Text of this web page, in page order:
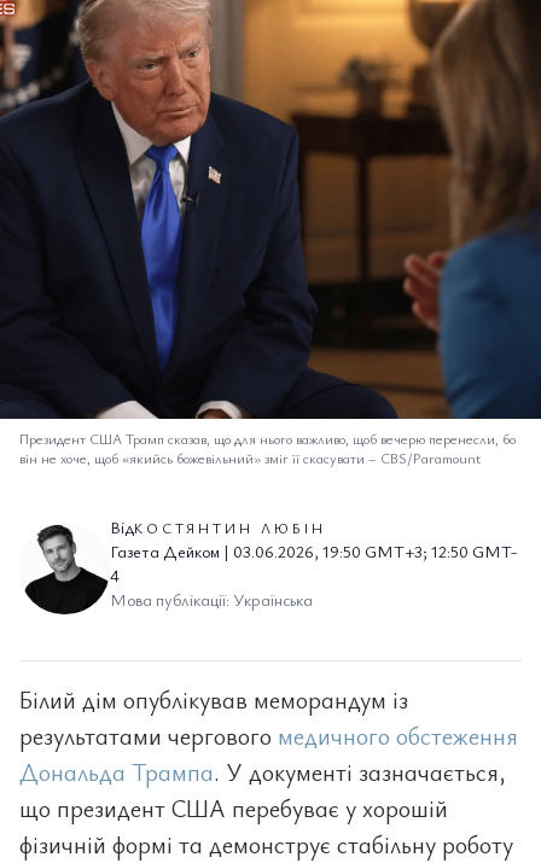
Президент США Трамп сказав, що для нього важливо, щоб вечерю перенесли, бо
він не хоче, щоб «якийсь божевільний» зміг її скасувати – CBS/Paramount
ВідКОСТЯНТИН ЛЮБІН
Газета Дейком | 03.06.2026, 19:50 GMT+3; 12:50 GMT-
4
Мова публікації: Українська
Білий дім опублікував меморандум із
результатами чергового медичного обстеження
Дональда Трампа. У документі зазначається,
що президент США перебуває у хорошій
фізичній формі та демонструє стабільну роботу